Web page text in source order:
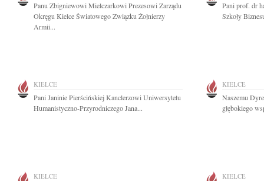
Panu Zbigniewowi Mielczarkowi Prezesowi Zarządu
Okręgu Kielce Światowego Związku Żołnierzy
Armii...
Pani prof. dr
Szkoły
KIELCE
Pani Janinie Pierścińskiej Kanclerzowi Uniwersytetu
Humanistyczno-Przyrodniczego Jana...
KIELCE
Naszemu
głębokiego
KIELCE KIELCE